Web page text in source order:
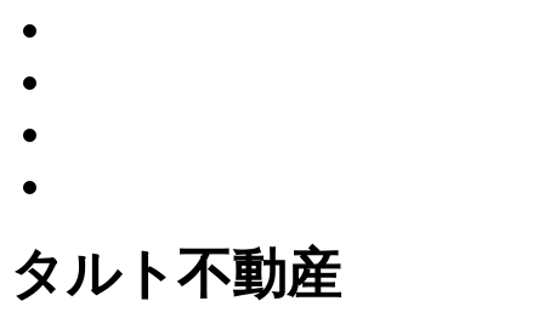
タルト不動産